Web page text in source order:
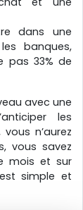
dans une
banques,
pas 33% de
avec une
les
n’aurez
vous savez
mois et sur
simple et